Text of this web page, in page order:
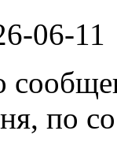
06-11
по